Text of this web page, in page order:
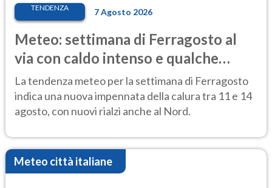
TENDENZA 7 Agosto 2026
Meteo: settimana di Ferragosto al
via con caldo intenso e qualche
temporale
La tendenza meteo per la settimana di Ferragosto
indica una nuova impennata della calura tra 11 e 14
agosto, con nuovi rialzi anche al Nord.
Meteo città italiane